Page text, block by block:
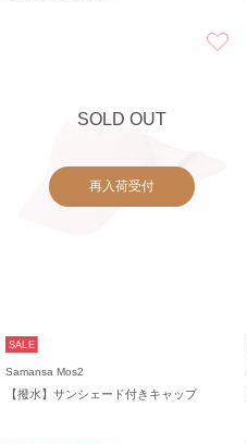
SOLD OUT
再入荷受付
SALE
Samansa Mos2
【撥水】サンシェード付きキャップ